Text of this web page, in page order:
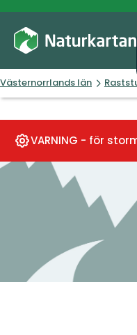
Västernorrlands län
VARNING - för